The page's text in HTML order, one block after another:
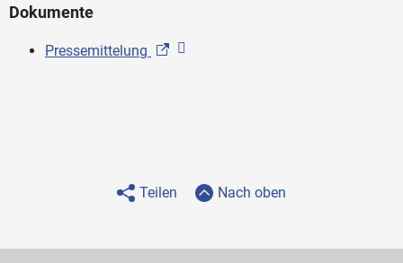
Dokumente
Pressemittelung
Teilen Nach oben